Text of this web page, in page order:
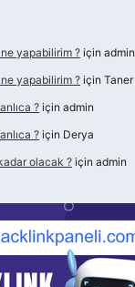
yapabilirim ? için admin
yapabilirim ? için Taner
? için admin
? için Derya
olacak ? için admin